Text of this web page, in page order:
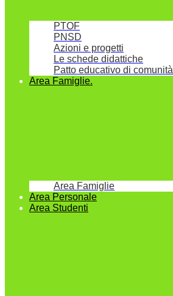
PTOF
PNSD
Azioni e progetti
Le schede didattiche
Patto educativo di comunità
Area Famiglie.
Area Famiglie
Area Personale
Area Studenti